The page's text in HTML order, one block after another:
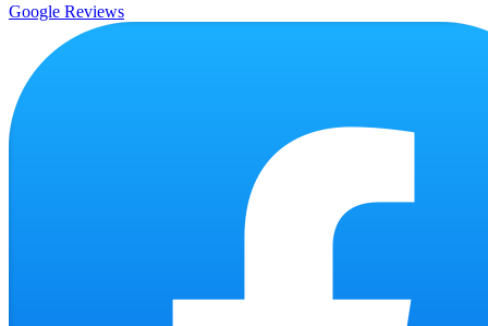
Google Reviews